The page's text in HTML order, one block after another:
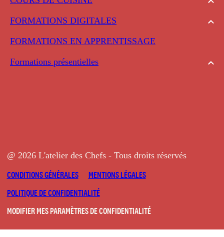
FORMATIONS DIGITALES
FORMATIONS EN APPRENTISSAGE
Formations présentielles
@ 2026 L'atelier des Chefs - Tous droits réservés
CONDITIONS GÉNÉRALES
MENTIONS LÉGALES
POLITIQUE DE CONFIDENTIALITÉ
MODIFIER MES PARAMÈTRES DE CONFIDENTIALITÉ